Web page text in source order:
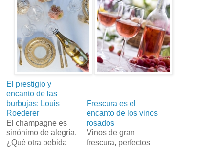
El prestigio y
encanto de las
burbujas: Louis
Roederer
El champagne es
sinónimo de alegría.
¿Qué otra bebida
Frescura es el
encanto de los vinos
rosados
Vinos de gran
frescura, perfectos